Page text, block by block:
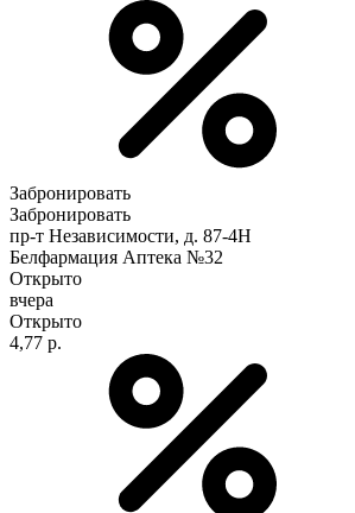
Забронировать
Забронировать
пр-т Независимости, д. 87-4Н
Белфармация Аптека №32
Открыто
вчера
Открыто
4,77 р.